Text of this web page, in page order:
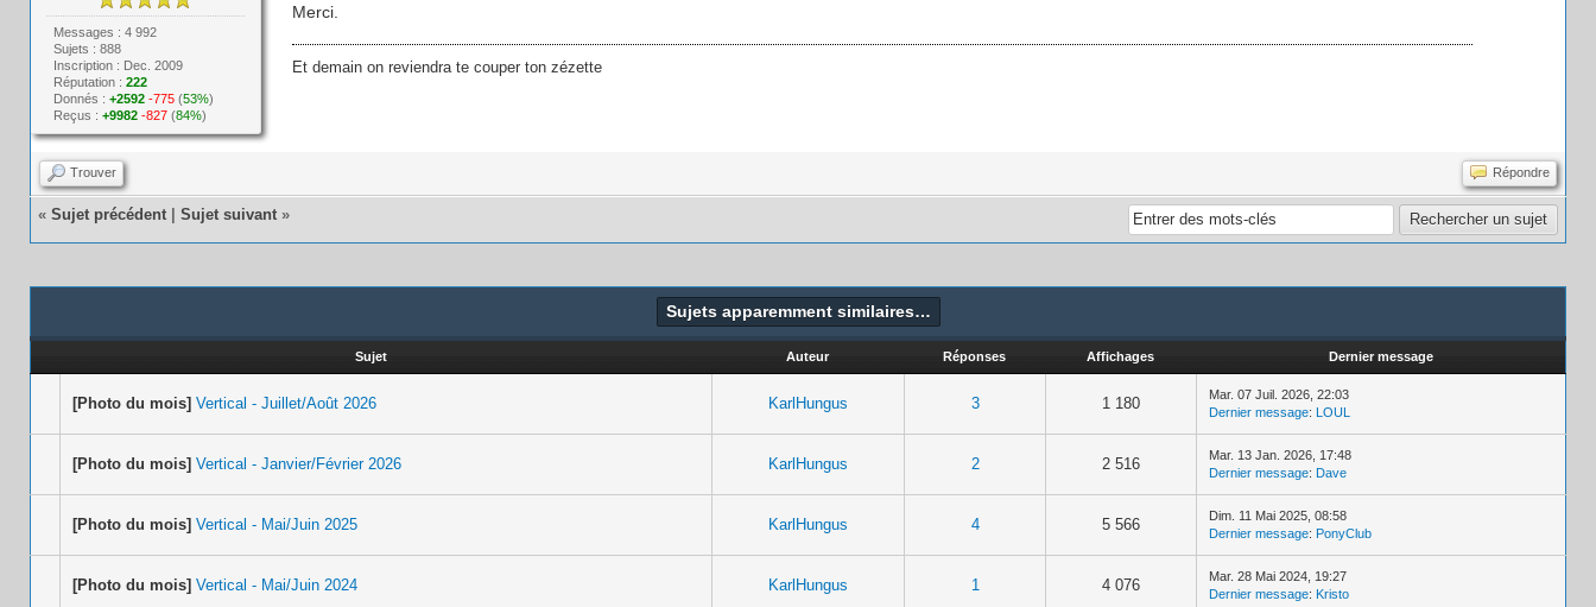
Messages : 4 992
Sujets : 888
Inscription : Dec. 2009
Réputation : 222
Donnés : +2592 -775(53%)
Reçus : +9982 -827(84%)
Merci.
Et demain on reviendra te couper ton zézette
Trouver Répondre
« Sujet précédent Sujet suivant »
Sujets apparemment similaires…
Sujet Auteur Réponses Affichages Dernier message
[Photo du mois] Vertical - Juillet/Août 2026 KarlHungus 3 1 180
Mar. 07 Juil. 2026, 22:03
Dernier message: LOUL
[Photo du mois] Vertical - Janvier/Février 2026 KarlHungus 2 2 516
Mar. 13 Jan. 2026, 17:48
Dernier message: Dave
[Photo du mois] Vertical - Mai/Juin 2025 KarlHungus 4 5 566
Dim. 11 Mai 2025, 08:58
Dernier message: PonyClub
[Photo du mois] Vertical - Mai/Juin 2024 KarlHungus 1 4 076
Mar. 28 Mai 2024, 19:27
Dernier message: Kristo